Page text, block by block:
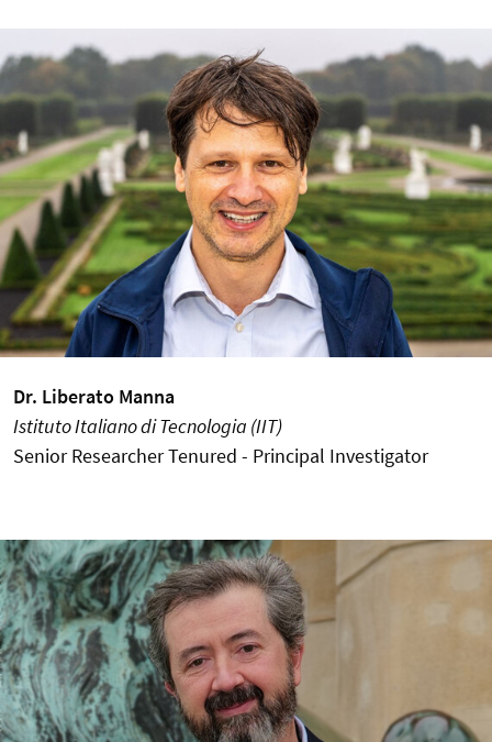
Dr. Liberato Manna
Istituto Italiano di Tecnologia (IIT)
Senior Researcher Tenured - Principal Investigator